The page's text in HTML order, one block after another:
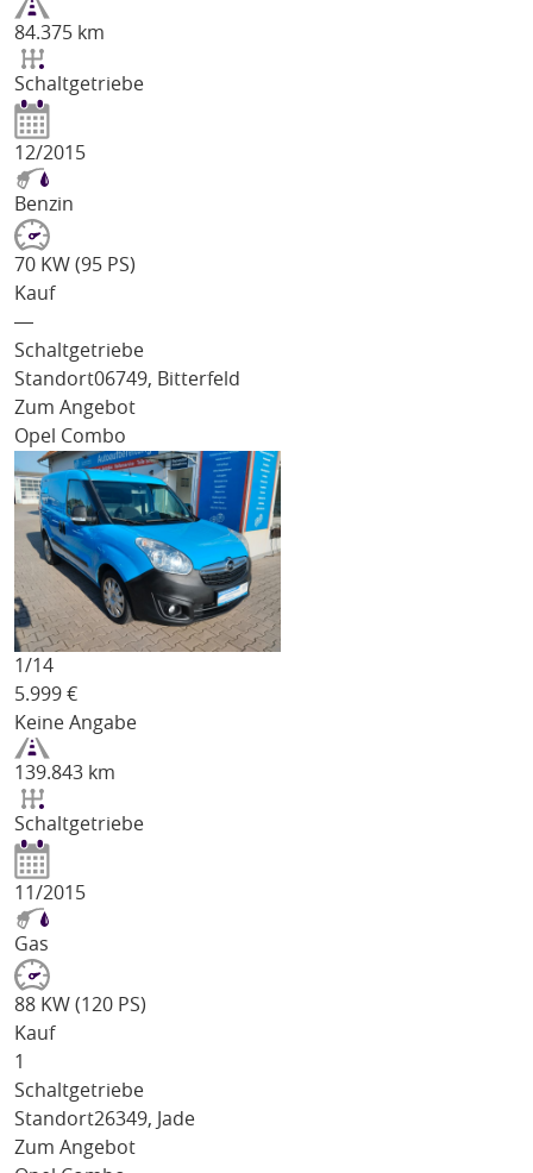
84.375 km
Schaltgetriebe
12/2015
Benzin
70 KW (95 PS)
Kauf
―
Schaltgetriebe
Standort06749, Bitterfeld
Zum Angebot
Opel Combo
1/14
5.999 €
Keine Angabe
139.843 km
Schaltgetriebe
11/2015
Gas
88 KW (120 PS)
Kauf
1
Schaltgetriebe
Standort26349, Jade
Zum Angebot